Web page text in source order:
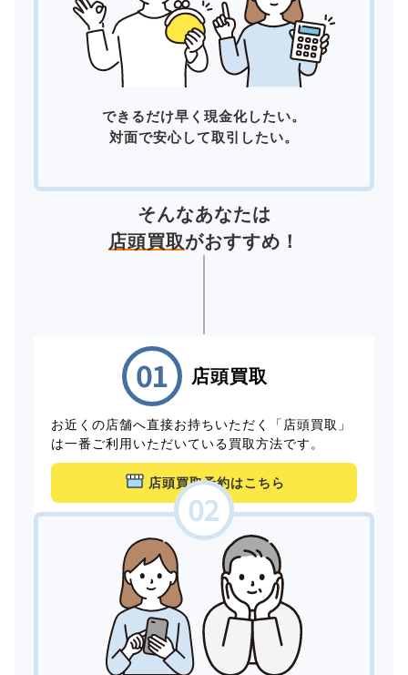
できるだけ早く現金化したい。
対面で安心して取引したい。
そんなあなたは
店頭買取がおすすめ！
店頭買取
お近くの店舗へ直接お持ちいただく「店頭買取」
は一番ご利用いただいている買取方法です。
店頭買取予約はこちら